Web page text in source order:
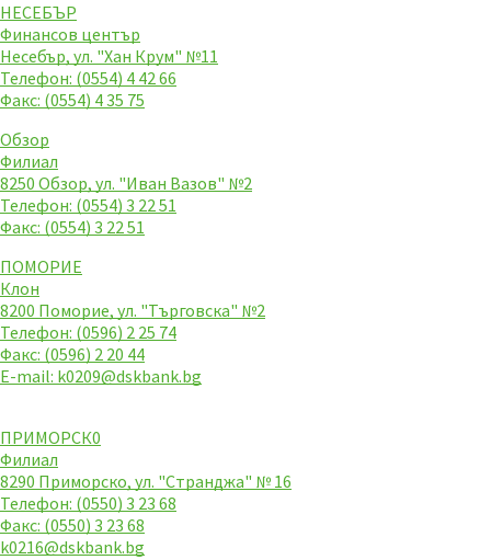
НЕСЕБЪР
Финансов център
Несебър, ул. "Хан Крум" №11
Телефон: (0554) 4 42 66
Факс: (0554) 4 35 75
Обзор
Филиал
8250 Обзор, ул. "Иван Вазов" №2
Телефон: (0554) 3 22 51
Факс: (0554) 3 22 51
ПОМОРИЕ
Клон
8200 Поморие, ул. "Търговска" №2
Телефон: (0596) 2 25 74
Факс: (0596) 2 20 44
E-mail: k0209@dskbank.bg
ПРИМОРСК0
Филиал
8290 Приморско, ул. "Странджа" № 16
Телефон: (0550) 3 23 68
Факс: (0550) 3 23 68
k0216@dskbank.bg